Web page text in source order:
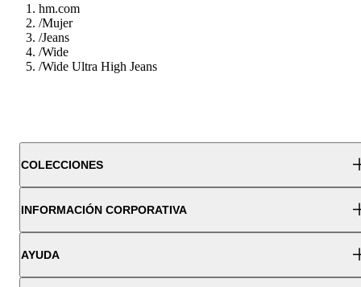
hm.com
/Mujer
/Jeans
/Wide
/Wide Ultra High Jeans
COLECCIONES
INFORMACIÓN CORPORATIVA
AYUDA